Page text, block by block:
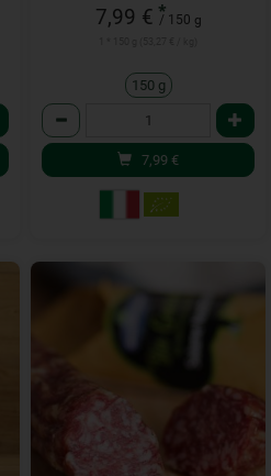
7,99 € *
/ 150 g
150 g
Anzahl
7,99 €